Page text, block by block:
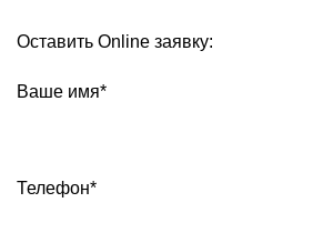
Оставить Online заявку:
Ваше имя*
Телефон*